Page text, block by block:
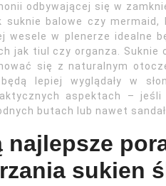
odbywającej się w
suknie balowe czy
wesele w plenerze idealne
jak tiul czy organza.
się z naturalnym
lepiej wyglądały w
aspektach –
butach lub nawet
najlepsze
sukien